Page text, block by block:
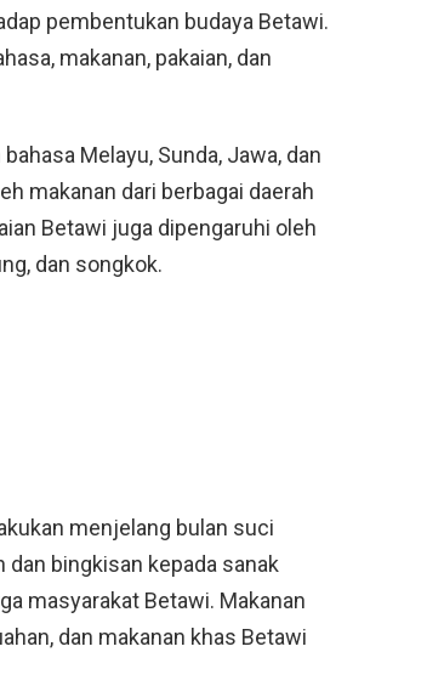
pembentukan budaya Betawi.
makanan, pakaian, dan
Melayu, Sunda, Jawa, dan
makanan dari berbagai daerah
Betawi juga dipengaruhi oleh
dan songkok.
menjelang bulan suci
dan bingkisan kepada sanak
masyarakat Betawi. Makanan
dan makanan khas Betawi